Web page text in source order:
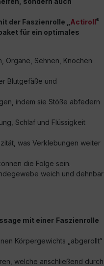
der Faszienrolle „ Actiroll®
für ein optimales
Organe, Sehnen, Knochen
Blutgefäße und
indem sie Stöße abfedern
Schlaf und Flüssigkeit
was Verklebungen weiter
die Folge sein.
weich und dehnbar
mit einer Faszienrolle
Körpergewichts „abgerollt“
welche anschließend durch